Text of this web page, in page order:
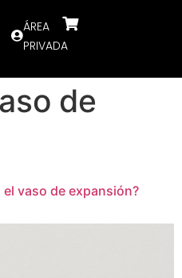
ÁREA
PRIVADA
de
vaso de expansión?